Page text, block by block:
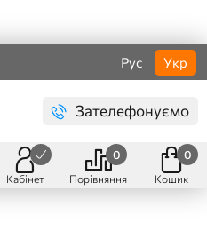
Рус Укр
Зателефонуємо
Кабінет Порівняння
0
Кошик
0